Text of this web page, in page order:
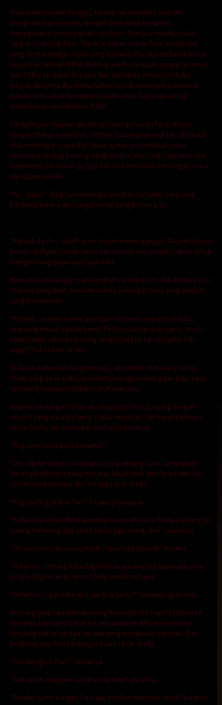
Pada waktu malam minggu, karena tak memiliki pacar aku
menghabiskan malamku dengan berkeliling kompleks
menggunakan mobil papaku sendirian. Semua temanku pada
ngapel termasuk Faris. Tepat di depan rumah Faris, entah apa
yang terjadi dengan mobil yang kubawa tiba-tiba terbatuk-batuk
seperti kehabisan BBM. Padahal waktu itu hujan sangat lebatnya
dan SPBU terdekat kira-kira 3km dari lokasi tempat mobilku
mogok. Akhirnya aku memutuskan untuk meminjam telepon di
rumah Faris untuk menelpon papaku atau siapa saja untuk
membantuku membelikan BBM.
Sambil hujan-hujanan aku berlari menuju rumah Faris, begitu
sampai diteras rumahnya, terlihat suasananya sepi tak ada mobil
atau terdengar suara dari dalam rumah menandakan kalau
rumahnya sedang kosong. Meski begitu aku tetap saja mencoba
memencet bel rumah 2x, tapi tak lama kemudian terdengar suara
dari dalam rumah.
“Ya…siapa?”. Begitu mendengar jawaban itu hatiku langsung
berdebar karena aku sangat kenal dengan suara itu
“Ronald, tante…maaf tante malem-malem ganggu. Aku kehabisan
bensin di depan rumah tante dan berniat mau pinjam telpon untuk
menghubungi papa saya” jawabku.
Kemudian terdengar suara langkah menuju pintu dan ketika pintu
terbuka tampaklah sesosok wanita setengah baya yang terlihat
sangat menawan.
“Ronald…malem-malem gini hujan-hujanan, ayo masuk dulu,
langsung masuk saja ke kamar Faris untuk cari baju ganti, terus
kalau sudah selesai ke ruang tengah ya biar tante buatin teh
anget” kata tante Stella.
Di dalam kamar dan berganti baju, aku masih terbayang tante
Stella yang pada waktu malam itu menggunakan gaun tidur yang
tipis yang memperlihatkan tubuh seksinya.
Begitu selesai ganti baju aku langsung menuju ruang tengah
seperti yang disuruh tante Stella. Kuminum teh hangat bikinan
tente Stella, dan kemudian bertanya padanya,
“Kog sepi tante pada kemana?”
“Om, lagi ke rumah saudaranya yang sedang sakit, sedangkan
Mela tadi dijemput pacarnya mau diajak jalan dan Faris kamu tau
sendiri donk kemana dia” terang tante Stella.
“Kog tante gak ikut Om?” tnyaku penasaran.
“Kebetulan mbak Minah(pembantu rumah tante Stella) sedang ijin
pulang kampung, jadi tante harus jaga rumah deh” jawabnya.
“Oh iya tante, aku mau pinjem telpon jadi lupa nih” kataku.
“Hahahaa…emang kamu lagi mikiran apa kog jadi lupa kalau mau
pinjam telpon” kata tante Stella sambil tertawa.
“Hehehee…gak mikir apa-apa kog tante?” jawabku agak malu.
Aku langsung saja menuju ruang keluarga dan segera telpon ke
rumahku tapi sama sekali tak ada jawaban. AKu mencobanya
berulang kali tetap saja tak ada yang menjawab telponku. Dari
belakang tiba-tiba terdengar suara tante Stella,
“Gak diangkat Ron?” tanyanya.
“Gak tante, mungkin sudah pada tidur” jawabku.
“Ya udah kamu tunggu Faris aja, sembari nemenin tante” katanya.